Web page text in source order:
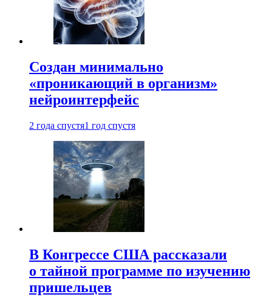
Создан минимально
«проникающий в организм»
нейроинтерфейс
2 года спустя1 год спустя
В Конгрессе США рассказали
о тайной программе по изучению
пришельцев